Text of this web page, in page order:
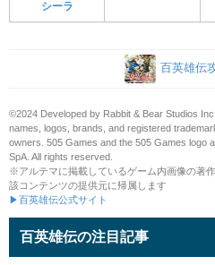
シーラ
百英雄伝
©2024 Developed by Rabbit & Bear Studios
names, logos, brands, and registered
owners. 505 Games and the 505 Games logo
SpA. All rights reserved.
※アルテマに掲載しているゲーム内画像の著
該コンテンツの提供元に帰属します
▶百英雄伝公式サイト
百英雄伝の注目記事